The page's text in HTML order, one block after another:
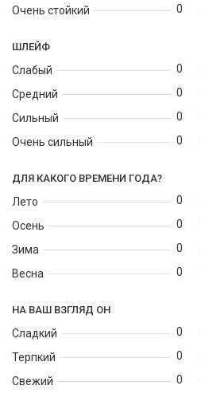
Очень стойкий
0
ШЛЕЙФ
Слабый
Средний
Сильный
Очень сильный
0
0
0
0
ДЛЯ КАКОГО ВРЕМЕНИ ГОДА?
Лето
Осень
Зима
Весна
0
0
0
0
НА ВАШ ВЗГЛЯД ОН
Сладкий
Терпкий
Свежий
0
0
0